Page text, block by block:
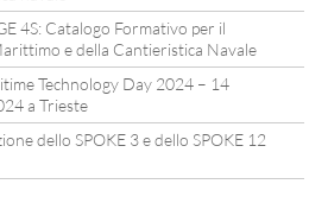
4S: Catalogo Formativo per il
e della Cantieristica Navale
Technology Day 2024 – 14
a Trieste
dello SPOKE 3 e dello SPOKE 12